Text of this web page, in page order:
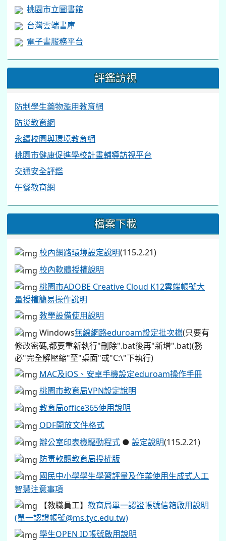
桃園市立圖書館
台灣雲端書庫
電子書服務平台
評鑑訪視
防制學生藥物濫用教育網
防災教育網
永續校園與環境教育網
桃園市健康促進學校計畫輔導訪視平台
交通安全評鑑
午餐教育網
檔案下載
校內網路環境設定說明(115.2.21)
校內軟體授權說明
桃園市ADOBE Creative Cloud K12雲端帳號大
量授權簡易操作說明
教學設備使用說明
Windows無線網路eduroam設定批次檔(只要有
修改密碼,都要重新執行"刪除".bat後再"新增".bat)(務
必"完全解壓縮"至"桌面"或"C:\"下執行)
MAC及iOS、安卓手機設定eduroam操作手冊
桃園市教育局VPN設定說明
教育局office365使用說明
ODF開放文件格式
辦公室印表機驅動程式 ● 設定說明(115.2.21)
防毒軟體教育局授權版
國民中小學學生學習評量及作業使用生成式人工
智慧注意事項
【教職員工】 教育局單一認證帳號信箱啟用說明
(單一認證帳號@ms.tyc.edu.tw)
學生OPEN ID帳號啟用說明